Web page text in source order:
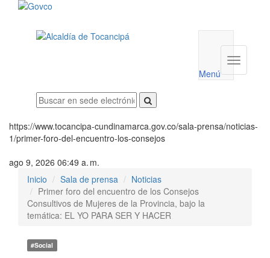
utilidades
Menú
Menú
https://www.tocancipa-cundinamarca.gov.co/sala-prensa/noticias-
1/primer-foro-del-encuentro-los-consejos
ago 9, 2026 06:49 a. m.
Inicio
Sala de prensa
Noticias
Primer foro del encuentro de los Consejos
Consultivos de Mujeres de la Provincia, bajo la
temática: EL YO PARA SER Y HACER
#Social